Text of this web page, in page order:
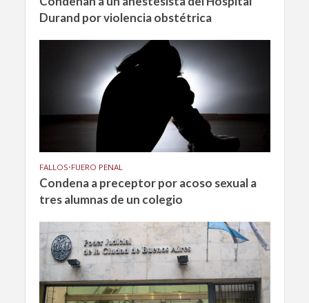
Durand por violencia obstétrica
FALLOS•FUERO PENAL
Condena a preceptor por acoso sexual a
tres alumnas de un colegio